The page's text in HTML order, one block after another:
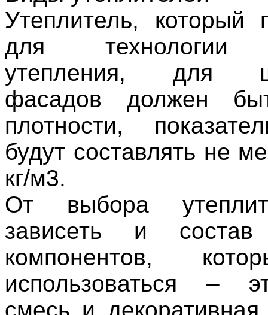
Утеплитель, который
для технологии
утепления, для
фасадов должен
плотности,
будут составлять не
кг/м3.
От выбора
зависеть и состав
компонентов,
использоваться –